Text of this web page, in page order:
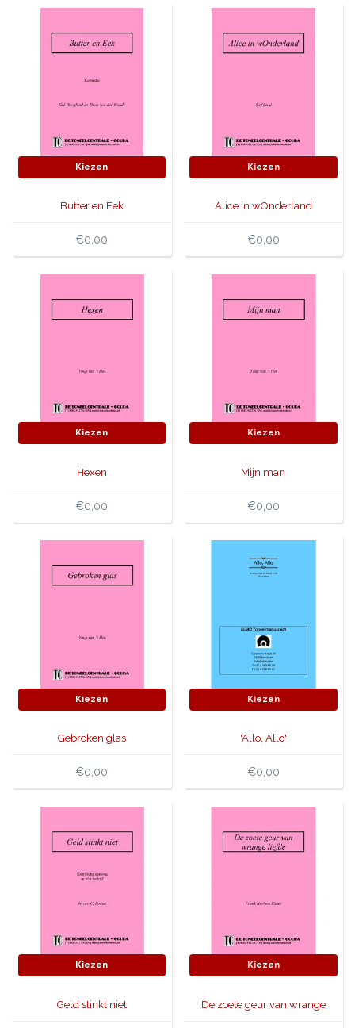
Kiezen
Butter en Eek
€0,00
Kiezen
Alice in wOnderland
€0,00
Kiezen
Hexen
€0,00
Kiezen
Mijn man
€0,00
Kiezen
Gebroken glas
€0,00
Kiezen
'Allo, Allo'
€0,00
Kiezen
Geld stinkt niet
Kiezen
De zoete geur van wrange